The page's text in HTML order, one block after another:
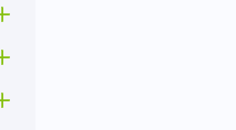
Открыть меню
Открыть меню
Открыть меню